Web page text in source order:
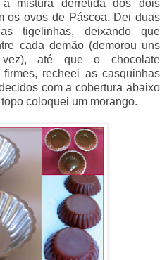
mistura derretida dos dois
os ovos de Páscoa. Dei duas
tigelinhas, deixando que
cada demão (demorou uns
até que o chocolate
recheei as casquinhas
com a cobertura abaixo
coloquei um morango.